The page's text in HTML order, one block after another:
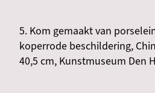
5. Kom gemaakt van
koperrode beschildering,
40,5 cm, Kunstmuseum Den